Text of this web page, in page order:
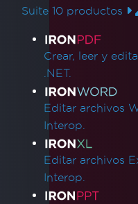
El
Interletrado
Soporte de
¿Qué
Tamaño del
Fuentes
Solución
Asistencia
Registros de
Registros de
Retraso y
Archivos de
Suite 10 productos
Enlaces de
Crear, leer y
.NET.
Editar archivos
Interop.
Editar archivos
Interop.